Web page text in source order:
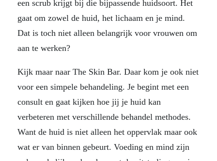
een scrub krijgt bij die bijpassende huidsoort. Het
gaat om zowel de huid, het lichaam en je mind.
Dat is toch niet alleen belangrijk voor vrouwen om
aan te werken?
Kijk maar naar The Skin Bar. Daar kom je ook niet
voor een simpele behandeling. Je begint met een
consult en gaat kijken hoe jij je huid kan
verbeteren met verschillende behandel methodes.
Want de huid is niet alleen het oppervlak maar ook
wat er van binnen gebeurt. Voeding en mind zijn